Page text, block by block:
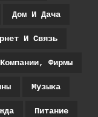
Дом И Дача
И Связь
Компании, Фирмы
Музыка
Питание